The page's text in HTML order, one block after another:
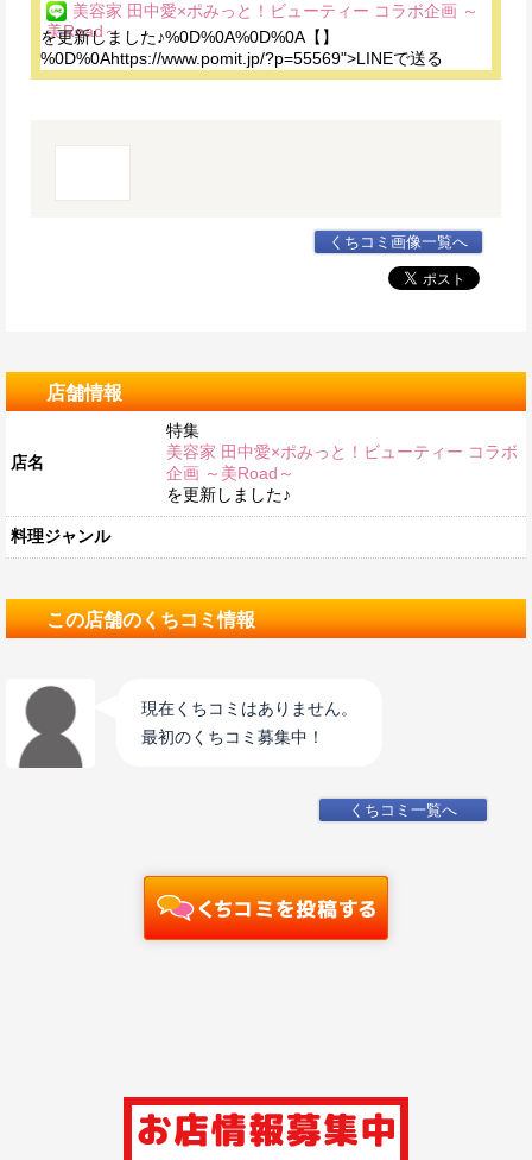
美容家 田中愛×ポみっと！ビューティー コラボ企画 ～
美Road～
を更新しました♪%0D%0A%0D%0A【】
%0D%0Ahttps://www.pomit.jp/?p=55569">LINEで送る
くちコミ画像一覧へ
店舗情報
店名
特集
美容家 田中愛×ポみっと！ビューティー コラボ
企画 ～美Road～
を更新しました♪
料理ジャンル
この店舗のくちコミ情報
現在くちコミはありません。
最初のくちコミ募集中！
くちコミ一覧へ